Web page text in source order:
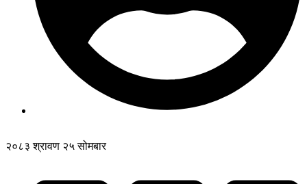
२०८३ श्रावण २५ सोमबार